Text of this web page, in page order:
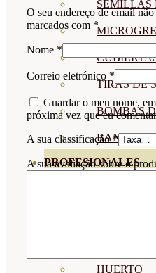
SEMILLAS
TIRAS DE
BOMBAS
PROFESIONALES
HUERTO
O seu endereço de email
marcados com *
Nome *
Correio eletrónico *
Guardar o meu nome,
próxima vez que eu
A sua classificação*
A sua avaliação sobre o